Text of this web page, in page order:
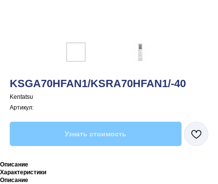
KSGA70HFAN1/KSRA70HFAN1/-40
Kentatsu
Артикул:
Узнать стоимость
Описание
Характеристики
Описание